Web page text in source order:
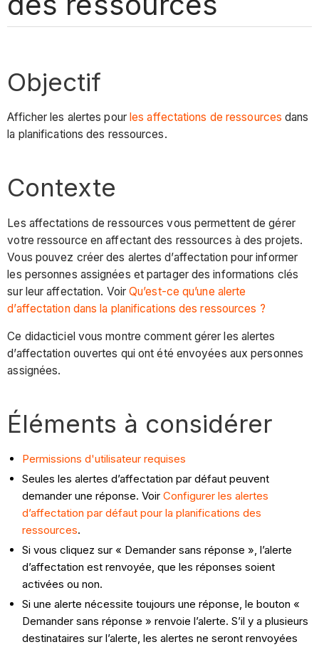
Objectif
Afficher les alertes pour les affectations de ressources dans
la planifications des ressources.
Contexte
Les affectations de ressources vous permettent de gérer
votre ressource en affectant des ressources à des projets.
Vous pouvez créer des alertes d’affectation pour informer
les personnes assignées et partager des informations clés
sur leur affectation. VoirQu’est-ce qu’une alerte
d’affectation dans la planifications des ressources ?
Ce didacticiel vous montre comment gérer les alertes
d’affectation ouvertes qui ont été envoyées aux personnes
assignées.
Éléments à considérer
Permissions d'utilisateur requises
Seules les alertes d’affectation par défaut peuvent
demander une réponse. VoirConfigurer les alertes
d’affectation par défaut pour la planifications des
ressources.
Si vous cliquez sur « Demander sans réponse », l’alerte
d’affectation est renvoyée, que les réponses soient
activées ou non.
Si une alerte nécessite toujours une réponse, le bouton «
Demander sans réponse » renvoie l’alerte. S’il y a plusieurs
destinataires sur l’alerte, les alertes ne seront renvoyées